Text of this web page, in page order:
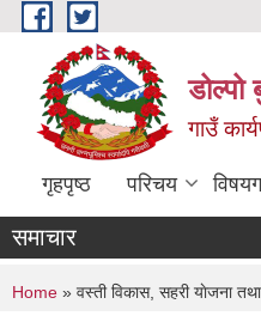
Skip to main content
डोल्पो
गाउँ
गृहपृष्ठ परिचय
समाचार
You are here
Home » वस्ती विकास, सहरी याेजना